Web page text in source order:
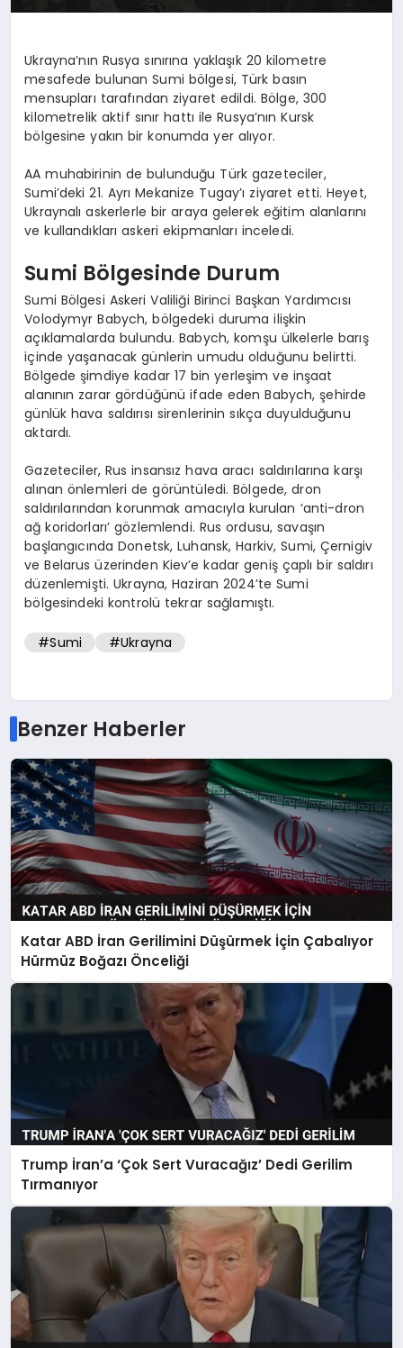
Ukrayna’nın Rusya sınırına yaklaşık 20 kilometre
mesafede bulunan Sumi bölgesi, Türk basın
mensupları tarafından ziyaret edildi. Bölge, 300
kilometrelik aktif sınır hattı ile Rusya’nın Kursk
bölgesine yakın bir konumda yer alıyor.
AA muhabirinin de bulunduğu Türk gazeteciler,
Sumi’deki 21. Ayrı Mekanize Tugay’ı ziyaret etti. Heyet,
Ukraynalı askerlerle bir araya gelerek eğitim alanlarını
ve kullandıkları askeri ekipmanları inceledi.
Sumi Bölgesinde Durum
Sumi Bölgesi Askeri Valiliği Birinci Başkan Yardımcısı
Volodymyr Babych, bölgedeki duruma ilişkin
açıklamalarda bulundu. Babych, komşu ülkelerle barış
içinde yaşanacak günlerin umudu olduğunu belirtti.
Bölgede şimdiye kadar 17 bin yerleşim ve inşaat
alanının zarar gördüğünü ifade eden Babych, şehirde
günlük hava saldırısı sirenlerinin sıkça duyulduğunu
aktardı.
Gazeteciler, Rus insansız hava aracı saldırılarına karşı
alınan önlemleri de görüntüledi. Bölgede, dron
saldırılarından korunmak amacıyla kurulan ‘anti-dron
ağ koridorları’ gözlemlendi. Rus ordusu, savaşın
başlangıcında Donetsk, Luhansk, Harkiv, Sumi, Çernigiv
ve Belarus üzerinden Kiev’e kadar geniş çaplı bir saldırı
düzenlemişti. Ukrayna, Haziran 2024’te Sumi
bölgesindeki kontrolü tekrar sağlamıştı.
#Sumi #Ukrayna
Benzer Haberler
Katar ABD İran Gerilimini Düşürmek İçin Çabalıyor
Hürmüz Boğazı Önceliği
Trump İran’a ‘Çok Sert Vuracağız’ Dedi Gerilim
Tırmanıyor